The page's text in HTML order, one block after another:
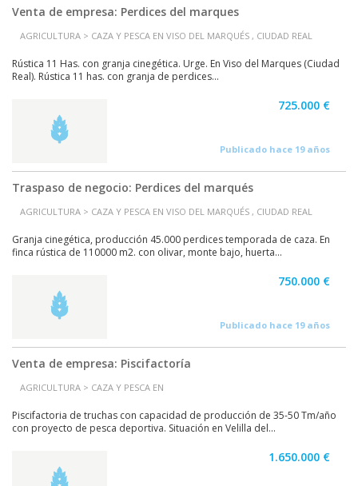
Venta de empresa: Perdices del marques
AGRICULTURA > CAZA Y PESCA EN VISO DEL MARQUÉS , CIUDAD REAL
Rústica 11 Has. con granja cinegética. Urge. En Viso del Marques (Ciudad
Real). Rústica 11 has. con granja de perdices...
725.000 €
Publicado hace 19 años
Traspaso de negocio: Perdices del marqués
AGRICULTURA > CAZA Y PESCA EN VISO DEL MARQUÉS , CIUDAD REAL
Granja cinegética, producción 45.000 perdices temporada de caza. En
finca rústica de 110000 m2. con olivar, monte bajo, huerta...
750.000 €
Publicado hace 19 años
Venta de empresa: Piscifactoría
AGRICULTURA > CAZA Y PESCA EN
Piscifactoria de truchas con capacidad de producción de 35-50 Tm/año
con proyecto de pesca deportiva. Situación en Velilla del...
1.650.000 €